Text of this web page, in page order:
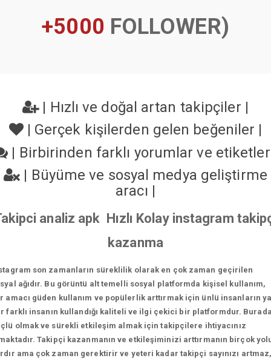
+5000 FOLLOWER)
| Hızlı ve doğal artan takipçiler |
| Gerçek kişilerden gelen beğeniler |
| Birbirinden farklı yorumlar ve
| Büyüme ve sosyal medya geliştirme
aracı |
analiz apk Hızlı Kolay instagram
kazanma
son zamanların süreklilik olarak en çok zaman geçirilen
ağıdır. Bu görüntü alt temelli sosyal platformda kişisel kullanım,
amacı güden kullanım ve popülerlik arttırmak için ünlü insanların
farklı insanın kullandığı kaliteli ve ilgi çekici bir platformdur.
olmak ve sürekli etkileşim almak için takipçilere ihtiyacınız
Takipçi kazanmanın ve etkileşiminizi arttırmanın birçok
ama çok zaman gerektirir ve yeteri kadar takipçi sayınızı